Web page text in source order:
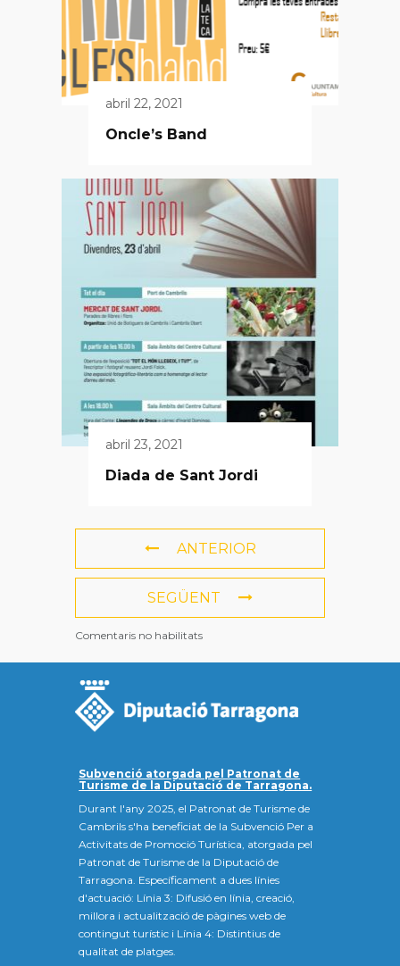
abril 22, 2021
Oncle’s Band
abril 23, 2021
Diada de Sant Jordi
ANTERIOR
SEGÜENT
Comentaris no habilitats
Subvenció atorgada pel Patronat de
Turisme de la Diputació de Tarragona.
Durant l'any 2025, el Patronat de Turisme de
Cambrils s'ha beneficiat de la Subvenció Per a
Activitats de Promoció Turística, atorgada pel
Patronat de Turisme de la Diputació de
Tarragona. Específicament a dues línies
d'actuació: Línia 3: Difusió en línia, creació,
millora i actualització de pàgines web de
contingut turístic i Línia 4: Distintius de
qualitat de platges.